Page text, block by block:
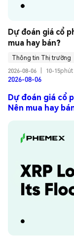
Dự đoán giá cổ
mua hay bán?
Thông tin Thị trường
2026-08-06
10-15phút
2026-08-06
Dự đoán giá cổ
Nên mua hay